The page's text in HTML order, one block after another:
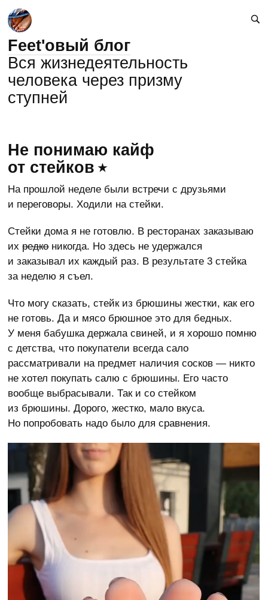
Feet'овый блог
Вся жизнедеятельность
человека через призму
ступней
Не понимаю кайф
от стейков
На прошлой неделе были встречи с друзьями
и переговоры. Ходили на стейки.
Стейки дома я не готовлю. В ресторанах заказываю
ихредконикогда. Но здесь не удержался
и заказывал их каждый раз. В результате 3 стейка
за неделю я съел.
Что могу сказать, стейк из брюшины жестки, как его
не готовь. Да и мясо брюшное это для бедных.
У меня бабушка держала свиней, и я хорошо помню
с детства, что покупатели всегда сало
рассматривали на предмет наличия сосков — никто
не хотел покупать салю с брюшины. Его часто
вообще выбрасывали. Так и со стейком
из брюшины. Дорого, жестко, мало вкуса.
Но попробовать надо было для сравнения.